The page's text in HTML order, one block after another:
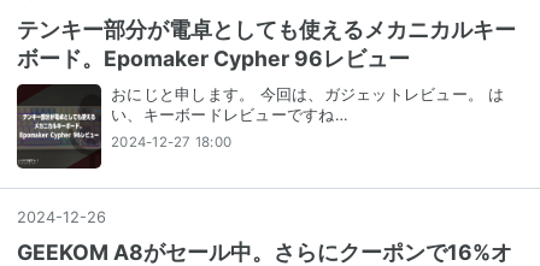
テンキー部分が電卓としても使えるメカニカルキー
ボード。Epomaker Cypher 96レビュー
おにじと申します。 今回は、ガジェットレビュー。 は
い、キーボードレビューですね…
2024-12-27 18:00
2024-12-26
GEEKOM A8がセール中。さらにクーポンで16%オ